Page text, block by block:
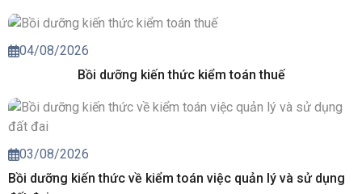
04/08/2026
Bồi dưỡng kiến thức kiểm toán thuế
03/08/2026
Bồi dưỡng kiến thức về kiểm toán việc quản lý và sử dụng